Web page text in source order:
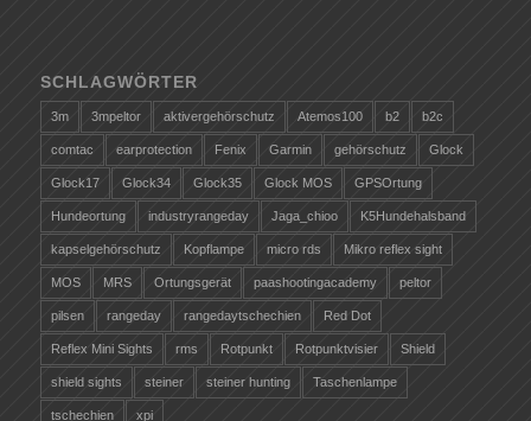
SCHLAGWÖRTER
3m 3mpeltor aktivergehörschutz Atemos100 b2 b2c
comtac earprotection Fenix Garmin gehörschutz Glock
Glock17 Glock34 Glock35 Glock MOS GPSOrtung
Hundeortung industryrangeday Jaga_chioo K5Hundehalsband
kapselgehörschutz Kopflampe micro rds Mikro reflex sight
MOS MRS Ortungsgerät paashootingacademy peltor
pilsen rangeday rangedaytschechien Red Dot
Reflex Mini Sights rms Rotpunkt Rotpunktvisier Shield
shield sights steiner steiner hunting Taschenlampe
tschechien xpi